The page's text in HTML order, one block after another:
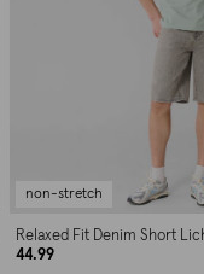
non-stretch
Relaxed Fit Denim Short
44.99